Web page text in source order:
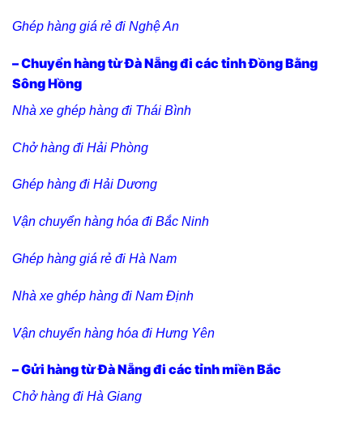
Ghép hàng giá rẻ đi Nghệ An
– Chuyển hàng từ Đà Nẵng đi các tỉnh Đồng Bằng
Sông Hồng
Nhà xe ghép hàng đi Thái Bình
Chở hàng đi Hải Phòng
Ghép hàng đi Hải Dương
Vận chuyển hàng hóa đi Bắc Ninh
Ghép hàng giá rẻ đi Hà Nam
Nhà xe ghép hàng đi Nam Định
Vận chuyển hàng hóa đi Hưng Yên
– Gửi hàng từ Đà Nẵng đi các tỉnh miền Bắc
Chở hàng đi Hà Giang